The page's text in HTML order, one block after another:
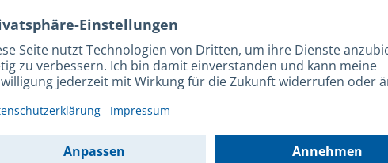
dauert die Bearbeitung von BAföG- und AFBG-
derzeit im Durchschnitt sechs bis neun Monate.
Links und Downloads